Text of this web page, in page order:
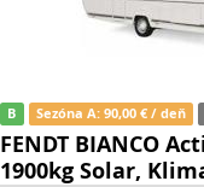
B Sezóna A: 90,00 € / deň
FENDT BIANCO
1900kg Solar,